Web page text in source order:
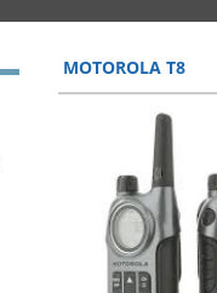
MOTOROLA T8